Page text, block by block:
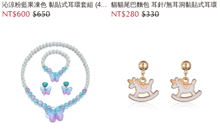
NT$600 $650
貓貓尾巴麵包 耳針/無耳洞黏貼式耳環
NT$280 $330